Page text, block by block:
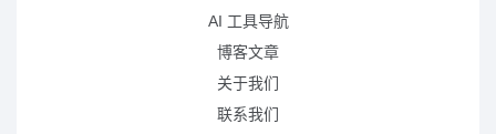
AI 工具导航
博客文章
关于我们
联系我们